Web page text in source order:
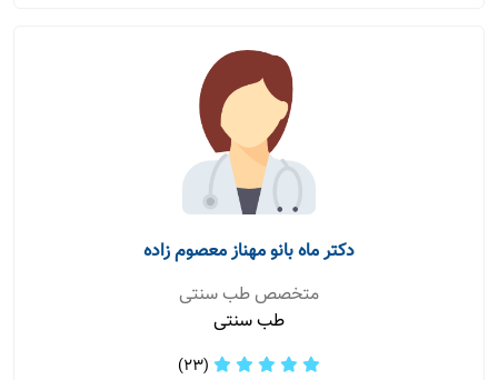
دکتر ماه بانو مهناز معصوم زاده
متخصص طب سنتی
طب سنتی
(23)